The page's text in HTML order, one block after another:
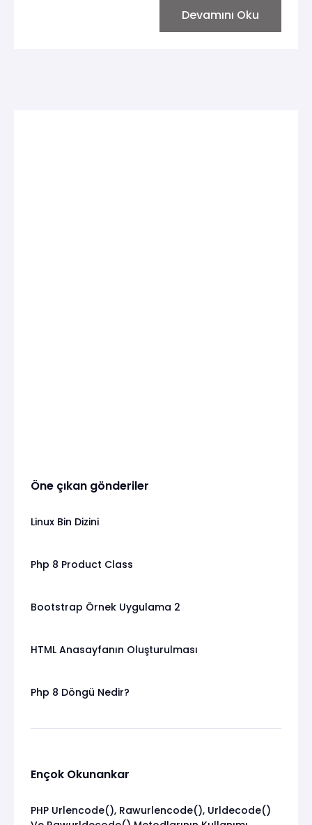
fontlarını, boyutlarını ve düzenini kontrol
etmemizi sağlar. CSS, web tasarımcılarına ve
Devamını Oku
Öne çıkan gönderiler
Linux Bin Dizini
Php 8 Product Class
Bootstrap Örnek Uygulama 2
HTML Anasayfanın Oluşturulması
Php 8 Döngü Nedir?
Ençok Okunankar
PHP Urlencode(), Rawurlencode(), Urldecode()